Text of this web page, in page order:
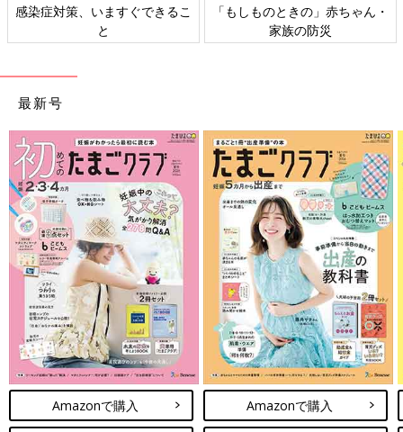
感染症対策、いますぐできるこ
と
「もしものときの」赤ちゃん・
家族の防災
最新号
Amazonで購入 Amazonで購入